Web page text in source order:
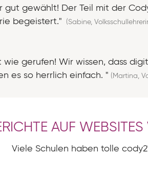
gut gewählt! Der Teil mit der
begeistert." (Sabine,
wie gerufen! Wir wissen, dass
es so herrlich einfach. " (Martina,
AUF
Viele Schulen haben tolle